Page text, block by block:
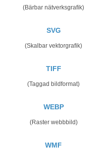
(Bärbar nätverksgrafik)
SVG
(Skalbar vektorgrafik)
TIFF
(Taggad bildformat)
WEBP
(Raster webbbild)
WMF